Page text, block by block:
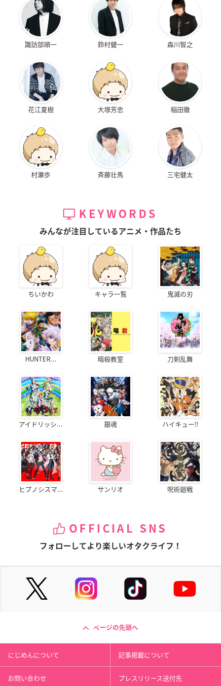
諏訪部順一 鈴村健一 森川智之
花江夏樹 大塚芳忠 稲田徹
村瀬歩 斉藤壮馬 三宅健太
KEYWORDS
みんなが注目しているアニメ・作品たち
ちいかわ キャラ一覧 鬼滅の刃
HUNTER... 暗殺教室 刀剣乱舞
アイドリッシ... 銀魂 ハイキュー!!
ヒプノシスマ... サンリオ 呪術廻戦
OFFICIAL SNS
フォローしてより楽しいオタクライフ！
ページの先頭へ
にじめんについて 記事掲載について
お問い合わせ プレスリリース送付先